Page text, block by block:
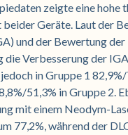
zeigte eine hohe
Geräte. Laut der
und der Bewertung
die Verbesserung der
in Gruppe 1
51,3% in Gruppe 2.
mit einem Neodym-
77,2%, während der